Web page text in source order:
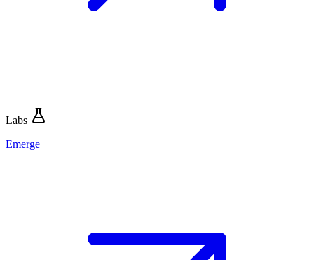
Labs
Emerge